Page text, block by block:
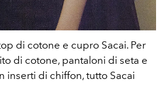
di cotone e cupro Sacai. Per
di cotone, pantaloni di seta e
inserti di chiffon, tutto Sacai